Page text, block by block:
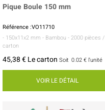
Pique Boule 150 mm
Référence :VO11710
- 150x11x2 mm - Bambou - 2000 pièces /
carton
45,38 € Le carton Soit 0.02 € l'unité
VOIR LE DÉTAIL